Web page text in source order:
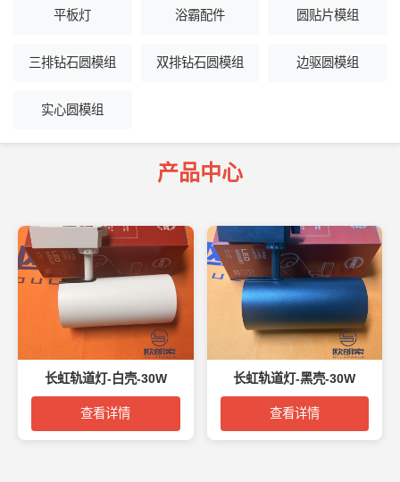
平板灯 浴霸配件 圆贴片模组
三排钻石圆模组 双排钻石圆模组 边驱圆模组
实心圆模组
产品中心
长虹轨道灯-白壳-30W
查看详情
长虹轨道灯-黑壳-30W
查看详情